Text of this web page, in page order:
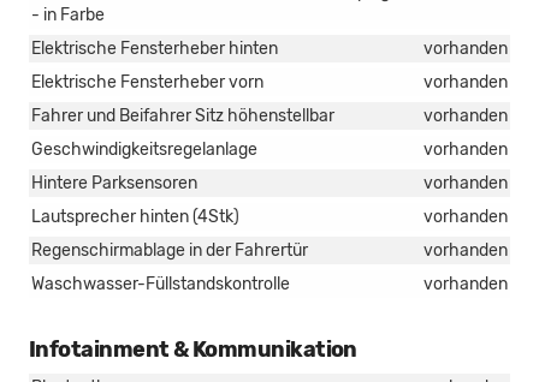
- in Farbe
Elektrische Fensterheber hinten
vorhanden
Elektrische Fensterheber vorn
vorhanden
Fahrer und Beifahrer Sitz höhenstellbar
vorhanden
Geschwindigkeitsregelanlage
vorhanden
Hintere Parksensoren
vorhanden
Lautsprecher hinten (4Stk)
vorhanden
Regenschirmablage in der Fahrertür
vorhanden
Waschwasser-Füllstandskontrolle
vorhanden
Infotainment & Kommunikation